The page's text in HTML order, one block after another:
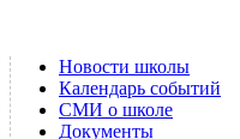
Новости школы
Календарь событий
СМИ о школе
Документы